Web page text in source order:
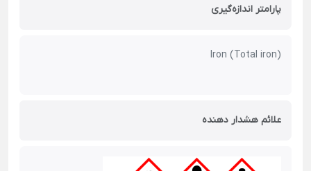
پارامتر اندازه‌گیری
Iron (Total iron)
علائم هشدار دهنده